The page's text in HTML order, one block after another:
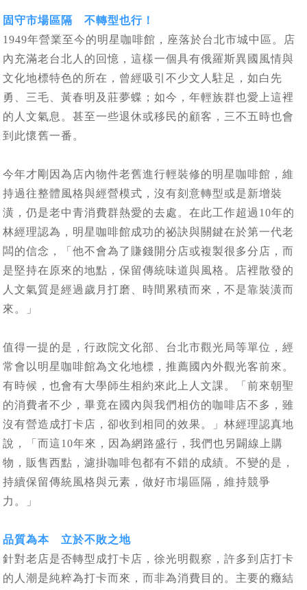
固守市場區隔 不轉型也行！
1949年營業至今的明星咖啡館，座落於台北市城中區。店
內充滿老台北人的回憶，這樣一個具有俄羅斯異國風情與
文化地標特色的所在，曾經吸引不少文人駐足，如白先
勇、三毛、黃春明及莊夢蝶；如今，年輕族群也愛上這裡
的人文氣息。甚至一些退休或移民的顧客，三不五時也會
到此懷舊一番。
今年才剛因為店內物件老舊進行輕裝修的明星咖啡館，維
持過往整體風格與經營模式，沒有刻意轉型或是新增裝
潢，仍是老中青消費群熱愛的去處。在此工作超過10年的
林經理認為，明星咖啡館成功的祕訣與關鍵在於第一代老
闆的信念，「他不會為了賺錢開分店或複製很多分店，而
是堅持在原來的地點，保留傳統味道與風格。店裡散發的
人文氣質是經過歲月打磨、時間累積而來，不是靠裝潢而
來。」
值得一提的是，行政院文化部、台北市觀光局等單位，經
常會以明星咖啡館為文化地標，推薦國內外觀光客前來。
有時候，也會有大學師生相約來此上人文課。「前來朝聖
的消費者不少，畢竟在國內與我們相仿的咖啡店不多，雖
沒有營造成打卡店，卻收到相同的效果。」林經理認真地
說，「而這10年來，因為網路盛行，我們也另闢線上購
物，販售西點，濾掛咖啡包都有不錯的成績。不變的是，
持續保留傳統風格與元素，做好市場區隔，維持競爭
力。」
品質為本 立於不敗之地
針對老店是否轉型成打卡店，徐光明觀察，許多到店打卡
的人潮是純粹為打卡而來，而非為消費目的。主要的癥結